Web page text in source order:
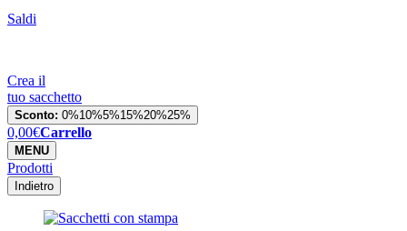
Saldi
Crea il
tuo sacchetto
Sconto: 0%10%5%15%20%25%
0,00€Carrello
MENU
Prodotti
Indietro